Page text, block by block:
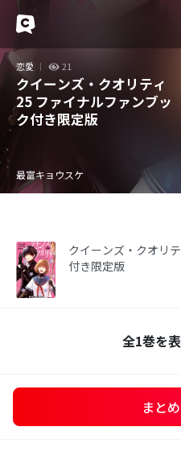
恋愛 21
クイーンズ・クオリティ
25 ファイナルファンブッ
ク付き限定版
最富キョウスケ
クイーンズ・クオリ
付き限定版
全1巻を
まと